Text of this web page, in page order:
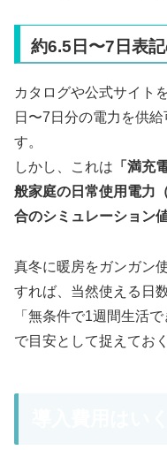
約6.5日〜7日表
カタログや公式サイト
日〜7日分の電力を供
す。
しかし、これは 「満充
般家庭の日常使用電力
合のシミュレーション
真冬に暖房をガンガン
すれば、当然使える日
「無条件で1週間生活
で目安として捉えてお